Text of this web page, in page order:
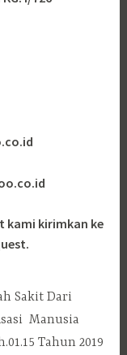
kami kirimkan ke
Sakit Dari
Manusia
Tahun 2019